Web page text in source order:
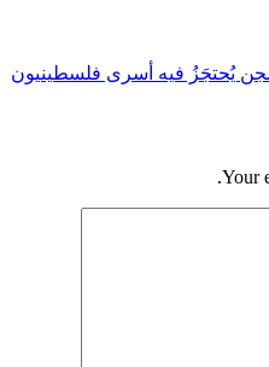
يُحتجَزُ فيه أسرى فلسطينيون
Your